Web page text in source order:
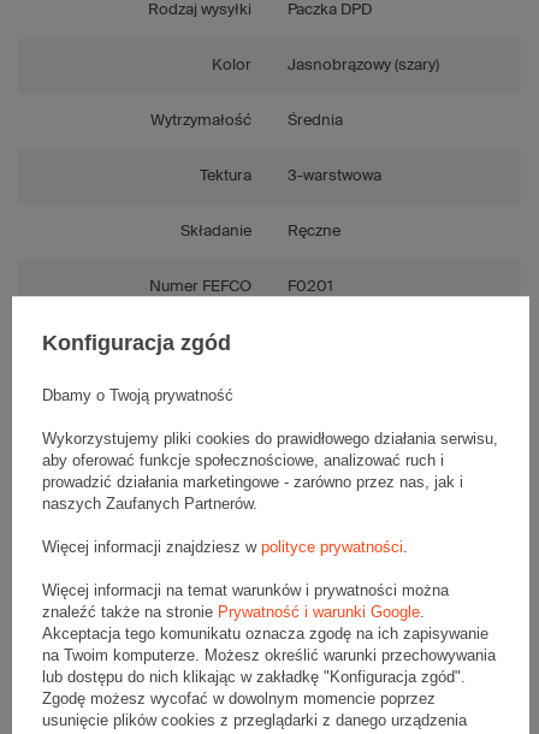
Rodzaj wysyłki Paczka DPD
Kolor Jasnobrązowy (szary)
Wytrzymałość Średnia
Tektura 3-warstwowa
Składanie Ręczne
Numer FEFCO F0201
Opis produktu
Komplet szarych kartonów klapowych - 20 szt.
wysokość)
Opakowanie wykonane jest z tektury falistej 3-warstwowej, fala B
Wymiary
• zewnętrzne:300x300x250 mm
• wewnętrzne:294x294x238 mm
• pojemność:
Konfiguracja zgód
Dbamy o Twoją prywatność
Wykorzystujemy pliki cookies do prawidłowego działania serwisu,
aby oferować funkcje społecznościowe, analizować ruch i
prowadzić działania marketingowe - zarówno przez nas, jak i
naszych Zaufanych Partnerów.
Więcej informacji znajdziesz w polityce prywatności.
Więcej informacji na temat warunków i prywatności można
znaleźć także na stronie Prywatność i warunki Google.
Akceptacja tego komunikatu oznacza zgodę na ich zapisywanie
na Twoim komputerze. Możesz określić warunki przechowywania
lub dostępu do nich klikając w zakładkę "Konfiguracja zgód".
Zgodę możesz wycofać w dowolnym momencie poprzez
usunięcie plików cookies z przeglądarki z danego urządzenia